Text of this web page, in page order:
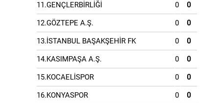
11.GENÇLERBİRLİĞİ 0 0
12.GÖZTEPE A.Ş. 0 0
13.İSTANBUL BAŞAKŞEHİR FK 0 0
14.KASIMPAŞA A.Ş. 0 0
15.KOCAELİSPOR 0 0
16.KONYASPOR 0 0